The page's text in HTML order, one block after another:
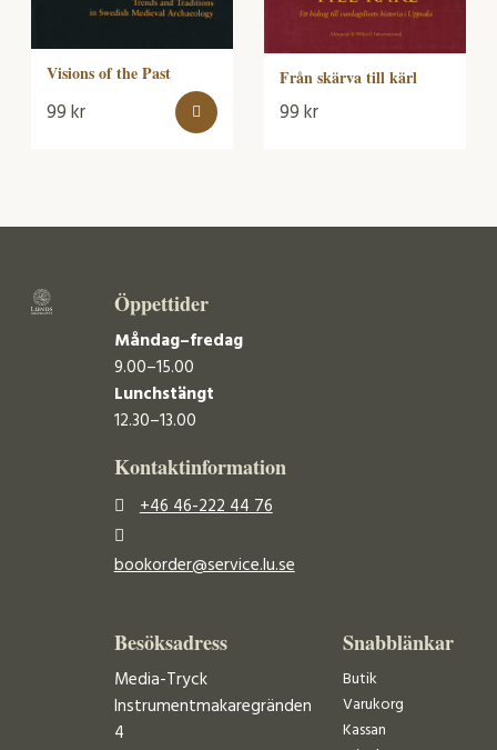
Visions of the Past
99kr
Från skärva till kärl
99kr
Öppettider
Måndag–fredag
9.00–15.00
Lunchstängt
12.30–13.00
Kontaktinformation
+46 46-222 44 76
bookorder@service.lu.se
Besöksadress
Media-Tryck
Instrumentmakaregränden
4
Snabblänkar
Butik
Varukorg
Kassan